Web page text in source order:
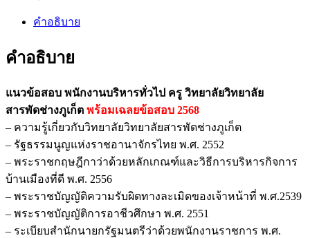
คำอธิบาย
คำอธิบาย
แนวข้อสอบ พนักงานบริหารทั่วไป ครู วิทยาลัยวิทยาลัย
สารพัดช่างภูเก็ต พร้อมเฉลยข้อสอบ 2568
– ความรู้เกี่ยวกับวิทยาลัยวิทยาลัยสารพัดช่างภูเก็ต
– รัฐธรรมนูญแห่งราชอานาจักรไทย พ.ศ. 2552
– พระราชกฤษฎีกาว่าด้วยหลักเกณฑ์และวิธีการบริหารกิจการ
บ้านเมืองที่ดี พ.ศ. 2556
– พระราชบัญญัติความรับผิดทางละเมิดของเจ้าหน้าที่ พ.ศ.2539
– พระราชบัญญัติการอาชีวศึกษา พ.ศ. 2551
– ระเบียบสำนักนายกรัฐมนตรีว่าด้วยพนักงานราชการ พ.ศ.